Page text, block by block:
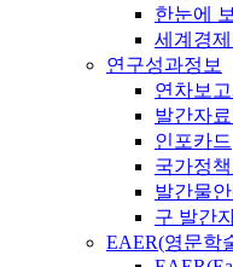
한눈에
세계경제
연구성과정보
연차보고
발간자
인포카드
국가정
발간물안
구 발간
EAER(영문학